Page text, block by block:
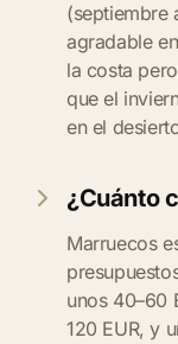
(septiembre
agradable
la costa
que el
en el
¿Cuánto
Marruecos
unos 40–60
120 EUR, y